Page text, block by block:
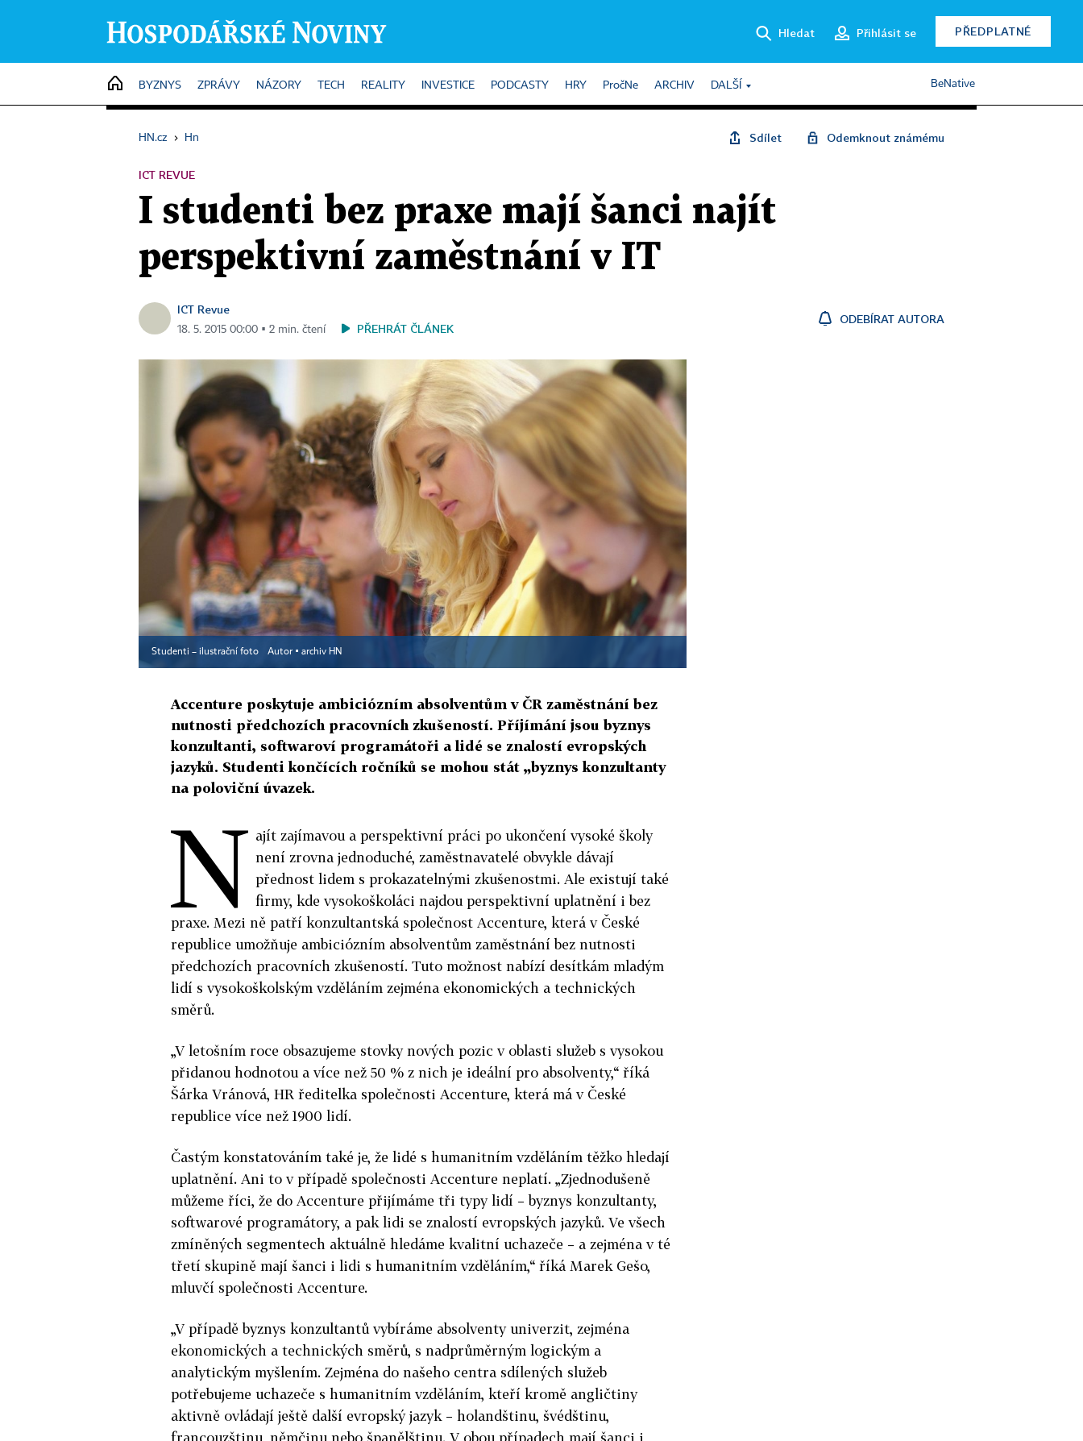
Hledat Přihlásit se PŘEDPLATNÉ
HOME
BYZNYS ZPRÁVY NÁZORY TECH REALITY INVESTICE PODCASTY HRY PročNe ARCHIV DALŠÍ BeNative
HN.cz › Hn Sdílet Odemknout známému
ICT REVUE
I studenti bez praxe mají šanci najít
perspektivní zaměstnání v IT
ICT Revue
18. 5. 2015 00:00 ▪ 2 min. čtení PŘEHRÁT ČLÁNEK
ODEBÍRAT AUTORA
Studenti – ilustrační foto Autor ▪ archiv HN
Accenture poskytuje ambiciózním absolventům v ČR zaměstnání bez
nutnosti předchozích pracovních zkušeností. Příjímání jsou byznys
konzultanti, softwaroví programátoři a lidé se znalostí evropských
jazyků. Studenti končících ročníků se mohou stát „byznys konzultanty
na poloviční úvazek.
N ajít zajímavou a perspektivní práci po ukončení vysoké školy
není zrovna jednoduché, zaměstnavatelé obvykle dávají
přednost lidem s prokazatelnými zkušenostmi. Ale existují také
firmy, kde vysokoškoláci najdou perspektivní uplatnění i bez
praxe. Mezi ně patří konzultantská společnost Accenture, která v České
republice umožňuje ambiciózním absolventům zaměstnání bez nutnosti
předchozích pracovních zkušeností. Tuto možnost nabízí desítkám mladým
lidí s vysokoškolským vzděláním zejména ekonomických a technických
směrů.
„V letošním roce obsazujeme stovky nových pozic v oblasti služeb s vysokou
přidanou hodnotou a více než 50 % z nich je ideální pro absolventy,“ říká
Šárka Vránová, HR ředitelka společnosti Accenture, která má v České
republice více než 1900 lidí.
Častým konstatováním také je, že lidé s humanitním vzděláním těžko hledají
uplatnění. Ani to v případě společnosti Accenture neplatí. „Zjednodušeně
můžeme říci, že do Accenture přijímáme tři typy lidí – byznys konzultanty,
softwarové programátory, a pak lidi se znalostí evropských jazyků. Ve všech
zmíněných segmentech aktuálně hledáme kvalitní uchazeče – a zejména v té
třetí skupině mají šanci i lidi s humanitním vzděláním,“ říká Marek Gešo,
mluvčí společnosti Accenture.
„V případě byznys konzultantů vybíráme absolventy univerzit, zejména
ekonomických a technických směrů, s nadprůměrným logickým a
analytickým myšlením. Zejména do našeho centra sdílených služeb
potřebujeme uchazeče s humanitním vzděláním, kteří kromě angličtiny
aktivně ovládají ještě další evropský jazyk – holandštinu, švédštinu,
francouzštinu, němčinu nebo španělštinu. V obou případech mají šanci i